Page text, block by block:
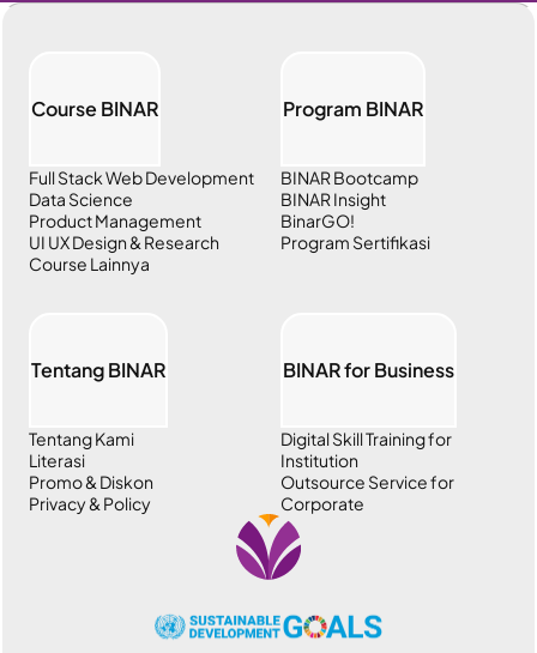
Program BINAR
BINAR Bootcamp
BINAR Insight
BinarGO!
Program Sertifikasi
Course BINAR
Full Stack Web Development
Data Science
Product Management
UI UX Design & Research
Course Lainnya
Tentang BINAR
Tentang Kami
Literasi
Promo & Diskon
Privacy & Policy
BINAR for Business
Digital Skill Training for
Institution
Outsource Service for
Corporate